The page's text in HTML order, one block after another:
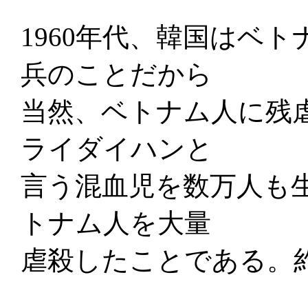
1960年代、韓国はベト
兵のことだから
当然、ベトナム人に残
ライダイハンと
言う混血児を数万人も
トナム人を大量
虐殺したことである。